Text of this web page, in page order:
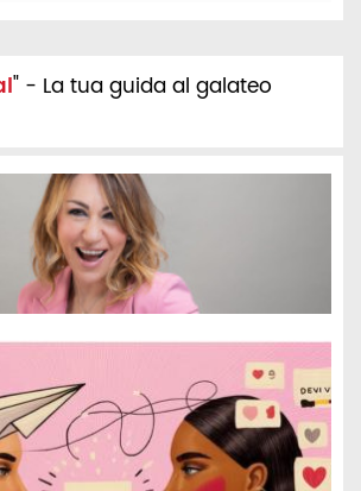
" - La tua guida al galateo